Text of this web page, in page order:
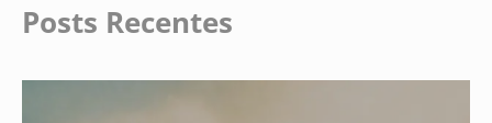
Posts Recentes